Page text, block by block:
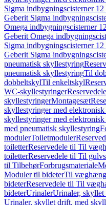
Sigma indbygningscisterner 12
Geberit Sigma
Omega indbygningscisterner
Geberit Omega
Sigma indbygningscisterner 12
Geberit Sigma
pneumatisk skyllestyring
pneumatisk skyllestyringTil
dobbeltskylTil enkeltskyl
WC-skyllestyringer
skyllestyringerMontagesæt
skyllestyringer med
skyllestyringer med
med pneumatisk skyllestyring
modulerToiletmoduler
toiletterReservedele til Til
toiletterReservedele til Til
til TilbehørForbrugsmateriale
Moduler til bideterTil
bideterReservedele til Til
bideterUrinalerUrinaler,
Urinaler, skyllet drift, med